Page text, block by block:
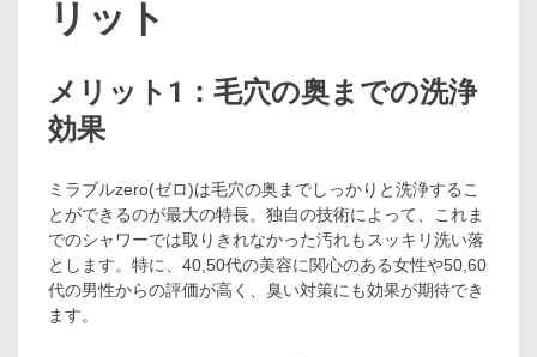
リット
メリット1：毛穴の奥までの洗浄
効果
ミラブルzero(ゼロ)は毛穴の奥までしっかりと洗浄するこ
とができるのが最大の特長。独自の技術によって、これま
でのシャワーでは取りきれなかった汚れもスッキリ洗い落
とします。特に、40,50代の美容に関心のある女性や50,60
代の男性からの評価が高く、臭い対策にも効果が期待でき
ます。